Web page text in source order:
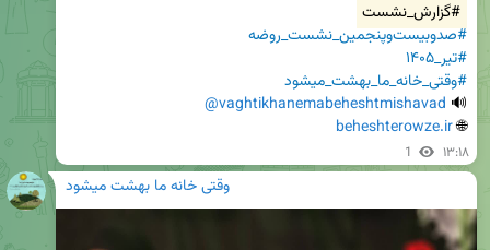
#گزارش_نشست
#صدوبیست‌وپنجمین_نشست_روضه
#تیر_۱۴۰۵
#وقتی_خانه_ما_بهشت_میشود
🔊
@vaghtikhanemabeheshtmishavad
🌐
beheshterowze.ir
1 ۱۳:۱۸
وقتی خانه ما بهشت میشود